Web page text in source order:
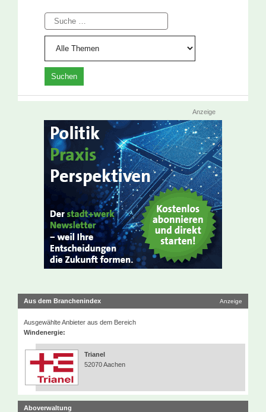
Suche
Anzeige
Aus dem Branchenindex Anzeige
Ausgewählte Anbieter aus dem Bereich
Windenergie:
Trianel
52070 Aachen
Aboverwaltung